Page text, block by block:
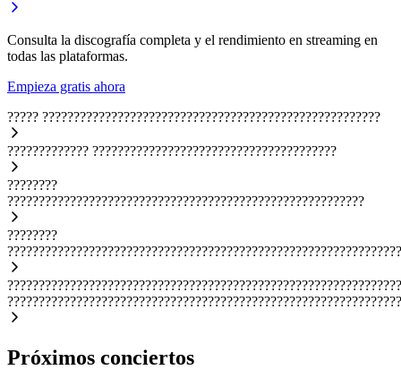
Consulta la discografía completa y el rendimiento en streaming en
todas las plataformas.
Empieza gratis ahora
????? ??????????????????????????????????????????????????????
????????????? ???????????????????????????????????????
????????
?????????????????????????????????????????????????????????
????????
Próximos conciertos